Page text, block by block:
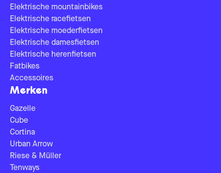
Elektrische mountainbikes
Elektrische racefietsen
Elektrische moederfietsen
Elektrische damesfietsen
Elektrische herenfietsen
Fatbikes
Accessoires
Merken
Gazelle
Cube
Cortina
Urban Arrow
Riese & Müller
Tenways